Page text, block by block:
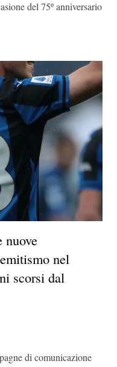
del 75º anniversario
nuove
nel
scorsi dal
di comunicazione